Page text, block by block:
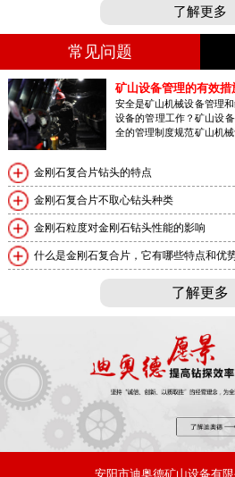
了解更多
常见问题
矿山设备管理的有效措
安全是矿山机械设备管理
设备的管理工作？矿山设
全的管理制度规范矿山机
金刚石复合片钻头的特点
金刚石复合片不取心钻头种类
金刚石粒度对金刚石钻头性能的影响
什么是金刚石复合片，它有哪些特点和优
了解更多
安阳市迪奥德矿山设备有限